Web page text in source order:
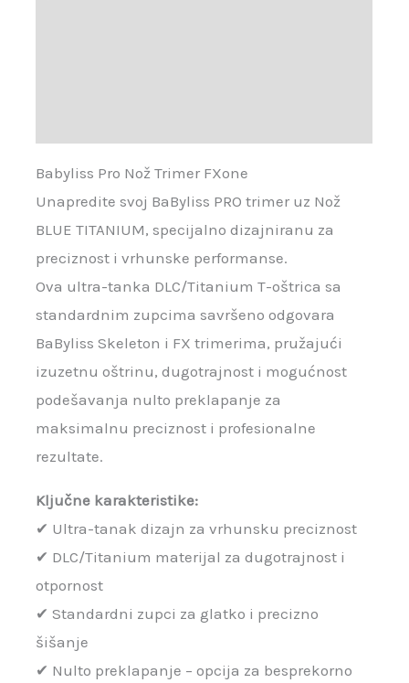
Babyliss Pro Nož Trimer FXone
Unapredite svoj BaByliss PRO trimer uz Nož
BLUE TITANIUM, specijalno dizajniranu za
preciznost i vrhunske performanse.
Ova ultra-tanka DLC/Titanium T-oštrica sa
standardnim zupcima savršeno odgovara
BaByliss Skeleton i FX trimerima, pružajući
izuzetnu oštrinu, dugotrajnost i mogućnost
podešavanja nulto preklapanje za
maksimalnu preciznost i profesionalne
rezultate.
Ključne karakteristike:
✔ Ultra-tanak dizajn za vrhunsku preciznost
✔ DLC/Titanium materijal za dugotrajnost i
otpornost
✔ Standardni zupci za glatko i precizno
šišanje
✔ Nulto preklapanje – opcija za besprekorno